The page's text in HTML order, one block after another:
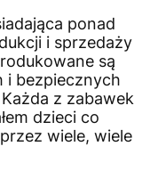
ponad
i sprzedaży
są
i bezpiecznych
z zabawek
dzieci co
wiele, wiele